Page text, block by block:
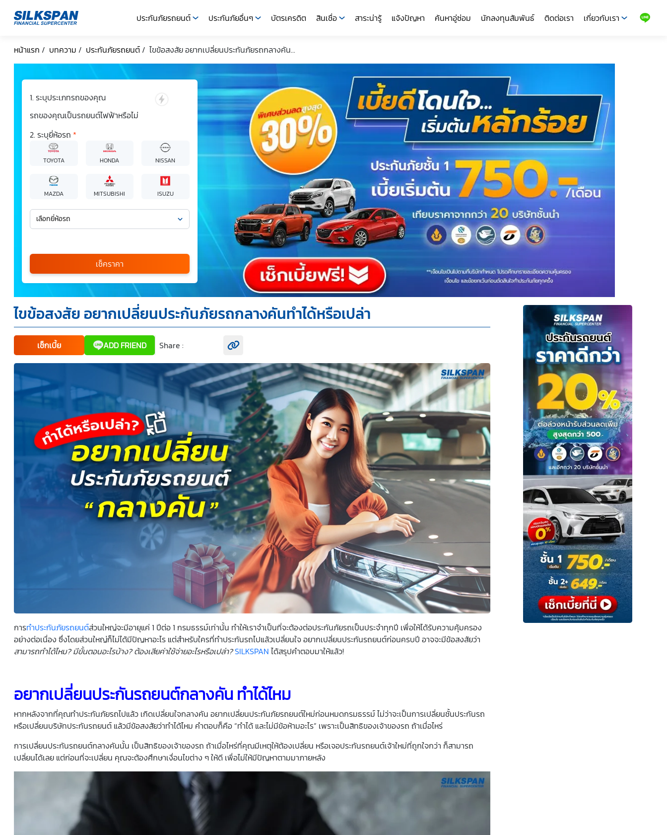
ประกันภัยรถยนต์ ประกันภัยอื่นๆ บัตรเครดิต สินเชื่อ สาระน่ารู้ แจ้งปัญหา ค้นหาอู่ซ่อม นักลงทุนสัมพันธ์ ติดต่อเรา
เกี่ยวกับเรา
หน้าแรก / บทความ / ประกันภัยรถยนต์ / ไขข้อสงสัย อยากเปลี่ยนประกันภัยรถกลางคัน...
ระบุประเภทรถของคุณ
รถของคุณเป็นรถยนต์ไฟฟ้าหรือไม่
ระบุยี่ห้อรถ *
TOYOTA HONDA NISSAN
MAZDA MITSUBISHI ISUZU
เลือกยี่ห้อรถ
เลือกรุ่นรถ
กรุณาเลือก
*
ข้าพเจ้ารับทราบนโยบายคุ้มครองข้อมูลส่วนบุคคล และยินยอม
ให้บริษัท SILKSPAN อินชัวรันซ์ โบรกเกอร์เรจ จำกัด รวมถึง
บริษัทในเครือที่เกี่ยวข้องกัน ตลอดจนคู่ค้าทางธุรกิจและ/หรือ
พันธมิตรของบริษัทเหล่านี้ สามารถเก็บ ใช้ และ/หรือ เปิดเผย
ข้อมูลส่วนบุคคลและข้อมูลส่วนบุคคลที่มีความอ่อนไหวของ
ข้าพเจ้า เพื่อวัตถุประสงค์ในการดำเนินการติดต่อและนำเสนอ
ข้อมูลสำหรับการขายผลิตภัณฑ์ การจัดทำรายการส่งเสริมการ
ขายและการตลาด แจ้งสิทธิประโยชน์หรือข่าวสารต่างๆ แจ้ง
ข้อมูลเกี่ยวกับผลิตภัณฑ์ หรือกรมธรรม์ประกันภัย การใช้ข้อมูล
เพื่อพัฒนาผลิตภัณฑ์หรือบริการต่างๆ หรือเพื่อกิจกรรมอื่นๆ
ท่านสามารถอ่านรายละเอียดนโยบายคุ้มครองข้อมูลส่วนบุคคล
และสิทธิของเจ้าของข้อมูลส่วนบุคคลได้ที่เว็บไซต์
คำประกาศ
ก่อนให้ความยินยอม ทั้งนี้ ก่อนการ
แสดงเจตนา ข้าพเจ้าได้อ่านรายละเอียดจากเอกสารชี้แจง
ข้อมูล หรือได้รับคำอธิบายจากหน่วยงานถึงวัตถุประสงค์ในการ
เก็บรวบรวม ใช้หรือเปิดเผยข้อมูลส่วนบุคคล (“ประมวลผล
ข้อมูลส่วนบุคคล”) และมีความเข้าใจดีแล้ว ข้าพเจ้าให้ความ
ยินยอมหรือปฏิเสธไม่ให้ความยินยอมในเอกสารนี้ด้วยความ
สมัครใจ ปราศจากการบังคับหรือชักจูง และข้าพเจ้าทราบว่า
ข้าพเจ้าสามารถถอนความยินยอมนี้เสียเมื่อใดก็ได้ เว้นแต่ใน
กรณีมีข้อจำกัดสิทธิตามกฎหมายหรือยังมีสัญญาระหว่าง
ข้าพเจ้ากับสถาบันที่ให้ประโยชน์แก่ข้าพเจ้าอยู่ กรณีที่ข้าพเจ้า
ประสงค์จะไม่ให้ความยินยอม ข้าพเจ้าเข้าใจและยอมรับว่า การ
ไม่ให้ความยินยอมจะมีผลทำให้ข้าพเจ้า (เช่น ข้าพเจ้าอาจได้รับ
ความสะดวกในการใช้บริการน้อยลง หรือข้าพเจ้าไม่สามารถเข้า
ถึงฟังก์ชันการใช้งานบางอย่างได้ เป็นต้น) และข้าพเจ้าทราบ
ว่าการถอนความยินยอมดังกล่าว ไม่มีผลกระทบต่อการประมวล
ผลข้อมูลส่วนบุคคลที่ได้ดำเนินการเสร็จสิ้นไปแล้วก่อนการถอน
ความยินยอม โดยข้าพเจ้าให้ถือเอาการกดเลือก “ให้ความ
ยินยอม” ในช่องสนทนา เป็นการแสดงเจตนายินยอมของ
ข้าพเจ้าแทนการลงลายมือชื่อเป็นหลักฐาน
เช็คราคา
ไขข้อสงสัย อยากเปลี่ยนประกันภัยรถกลางคันทำได้หรือเปล่า
เช็กเบี้ย ADD FRIEND Share : Facebook share
Twitter share
การทำประกันภัยรถยนต์ส่วนใหญ่จะมีอายุแค่ 1 ปีต่อ 1 กรมธรรม์เท่านั้น ทำให้เราจำเป็นที่จะต้องต่อประกันภัยรถเป็นประจำทุกปี เพื่อให้ได้รับความคุ้มครอง
อย่างต่อเนื่อง ซึ่งโดยส่วนใหญ่ก็ไม่ได้มีปัญหาอะไร แต่สำหรับใครที่ทำประกันรถไปแล้วเปลี่ยนใจ อยากเปลี่ยนประกันรถยนต์ก่อนครบปี อาจจะมีข้อสงสัยว่า
สามารถทำได้ไหม?มีขั้นตอนอะไรบ้าง?ต้องเสียค่าใช้จ่ายอะไรหรือเปล่า?SILKSPAN ได้สรุปคำตอบมาให้แล้ว!
อยากเปลี่ยนประกันรถยนต์กลางคัน ทำได้ไหม
หากหลังจากที่คุณทำประกันภัยรถไปแล้ว เกิดเปลี่ยนใจกลางคัน อยากเปลี่ยนประกันภัยรถยนต์ใหม่ก่อนหมดกรมธรรม์ ไม่ว่าจะเป็นการเปลี่ยนชั้นประกันรถ
หรือเปลี่ยนบริษัทประกันรถยนต์ แล้วมีข้อสงสัยว่าทำได้ไหม คำตอบก็คือ “ทำได้ และไม่มีข้อห้ามอะไร” เพราะเป็นสิทธิของเจ้าของรถ ถ้าเมื่อไหร่
การเปลี่ยนประกันรถยนต์กลางคันนั้น เป็นสิทธิของเจ้าของรถ ถ้าเมื่อไหร่ที่คุณมีเหตุให้ต้องเปลี่ยน หรือเจอประกันรถยนต์เจ้าใหม่ที่ถูกใจกว่า ก็สามารถ
เปลี่ยนได้เลย แต่ก่อนที่จะเปลี่ยน คุณจะต้องศึกษาเงื่อนไขต่าง ๆ ให้ดี เพื่อไม่ให้มีปัญหาตามมาภายหลัง